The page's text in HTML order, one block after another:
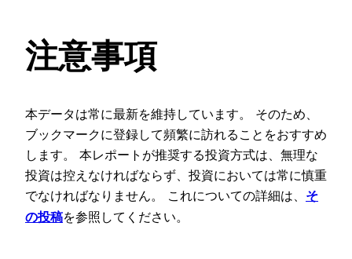
注意事項
本データは常に最新を維持しています。 そのため、
ブックマークに登録して頻繁に訪れることをおすすめ
します。 本レポートが推奨する投資方式は、無理な
投資は控えなければならず、投資においては常に慎重
でなければなりません。 これについての詳細は、 そ
の投稿を参照してください。